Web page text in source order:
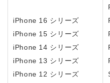
iPhone 16 シリーズ
iPhone 15 シリーズ
iPhone 14 シリーズ
iPhone 13 シリーズ
iPhone 12 シリーズ